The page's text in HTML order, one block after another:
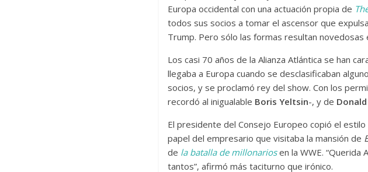
Europa occidental con una actuación propia de
todos sus socios a tomar el ascensor que
Trump. Pero sólo las formas resultan novedosas
Los casi 70 años de la Alianza Atlántica se han
llegaba a Europa cuando se desclasificaban
socios, y se proclamó rey del show. Con los
recordó al inigualable Boris Yeltsin-, y de
El presidente del Consejo Europeo copió el
papel del empresario que visitaba la mansión de
de la batalla de millonariosen la WWE. “Querida
tantos”, afirmó más taciturno que irónico.